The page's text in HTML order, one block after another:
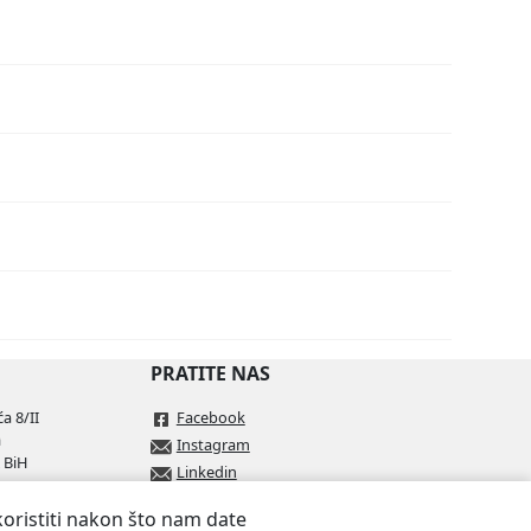
8/II
PRATITE NAS
Facebook
Instagram
Linkedin
nakon što nam date